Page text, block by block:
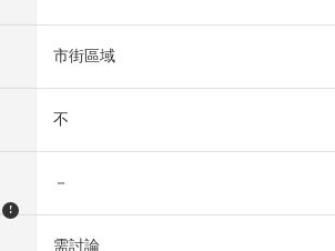
市街區域
不
!
－
需討論